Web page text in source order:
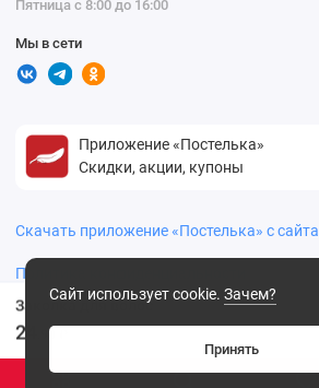
Заколка для волос
24 .90 ₽
Сайт использует cookie. Зачем?
Принять
Пятница с 8:00 до 16:00
Мы в сети
Приложение «Постелька»
Скидки, акции, купоны
Скачать приложение «Постелька» с сайта
Политика конфиденциальности